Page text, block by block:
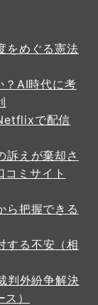
をめぐる憲法
？AI時代に考
で配信
訴えが棄却さ
ミサイト
ら把握できる
する不安（相
判外紛争解決
）